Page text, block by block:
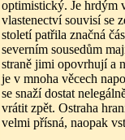
optimistický. Je hrdým
vlastenectví souvisí se
století patřila značná
severním sousedům
straně jimi opovrhují a
je v mnoha věcech
se snaží dostat
vrátit zpět. Ostraha
velmi přísná, naopak